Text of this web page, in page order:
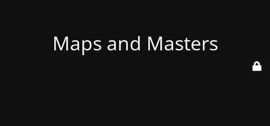
Maps and Masters